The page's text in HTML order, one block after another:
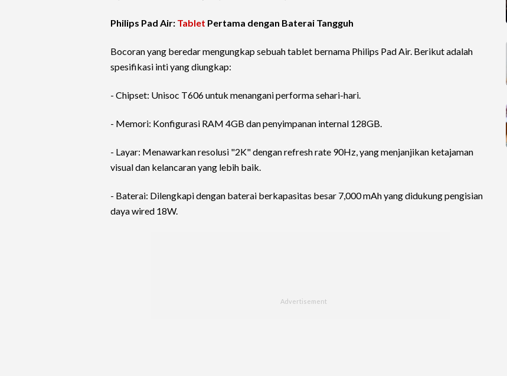
Philips Pad Air: Tablet Pertama dengan Baterai Tangguh
Bocoran yang beredar mengungkap sebuah tablet bernama Philips Pad Air. Berikut adalah
spesifikasi inti yang diungkap:
- Chipset: Unisoc T606 untuk menangani performa sehari-hari.
- Memori: Konfigurasi RAM 4GB dan penyimpanan internal 128GB.
- Layar: Menawarkan resolusi "2K" dengan refresh rate 90Hz, yang menjanjikan ketajaman
visual dan kelancaran yang lebih baik.
- Baterai: Dilengkapi dengan baterai berkapasitas besar 7,000 mAh yang didukung pengisian
daya wired 18W.